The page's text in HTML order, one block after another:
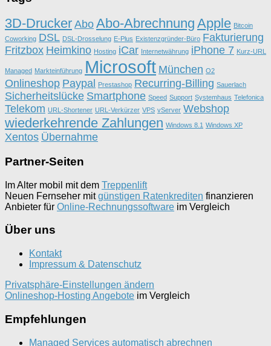
3D-Drucker Abo Abo-Abrechnung Apple Bitcoin
Coworking DSL DSL-Drosselung E-Plus Existenzgründer-Büro Fakturierung
Fritzbox Heimkino Hosting iCar Internetwährung iPhone 7 Kurz-URL
Managed Markteinführung Microsoft München O2
Onlineshop Paypal Prestashop Recurring-Billing Sauerlach
Sicherheitslücke Smartphone Speed Support Systemhaus Telefonica
Telekom URL-Shortener URL-Verkürzer VPS vServer Webshop
wiederkehrende Zahlungen Windows 8.1 Windows XP
Xentos Übernahme
Partner-Seiten
Im Alter mobil mit dem Treppenlift
Neuen Fernseher mitgünstigen Ratenkrediten finanzieren
Anbieter für Online-Rechnungssoftware im Vergleich
Über uns
Kontakt
Impressum & Datenschutz
Privatsphäre-Einstellungen ändern
Onlineshop-Hosting Angebote im Vergleich
Empfehlungen
Managed Services automatisch abrechnen